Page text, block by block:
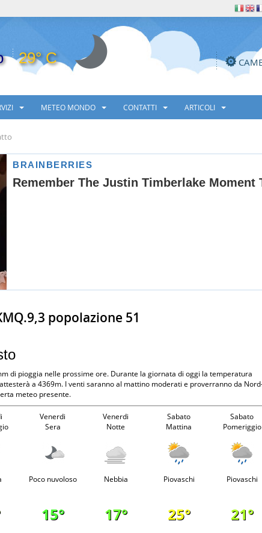
29° C
METEO MONDO CONTATTI ARTICOLI
popolazione 51
di pioggia nelle prossime ore. Durante la giornata di oggi la temperatura
a 4369m. I venti saranno al mattino moderati e proverranno da
meteo presente.
Venerdi
Sera
Venerdi
Notte
Sabato
Mattina
Sabato
Pomeriggio
Poco nuvoloso Nebbia Piovaschi Piovaschi
15° 17° 25° 21°